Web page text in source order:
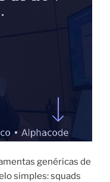
genéricas de
simples: squads